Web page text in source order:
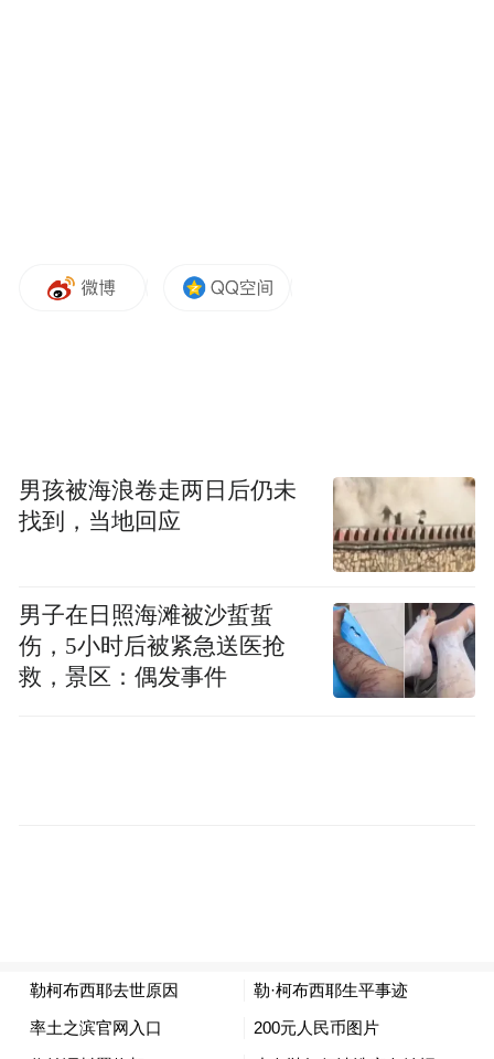
勒·柯布西耶
1928年秋天，一封设计介绍函抵达了位于巴
黎塞夫尔大街35号的柯布事务所——这个
能要求，但柯布似乎只听进去了皮埃尔的一
句话：在完成任务要求的基础上，设计师可
男孩被海浪卷走两日后仍未
找到，当地回应
男子在日照海滩被沙蜇蜇
伤，5小时后被紧急送医抢
救，景区：偶发事件